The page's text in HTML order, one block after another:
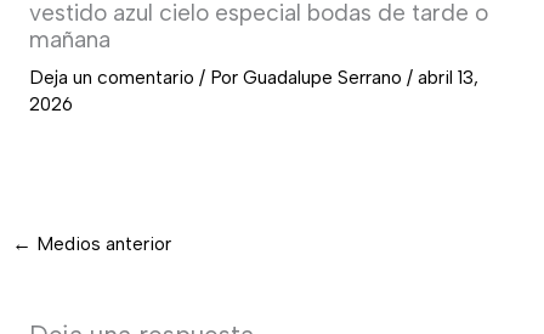
vestido azul cielo especial bodas de tarde o
mañana
Deja un comentario / Por Guadalupe Serrano / abril 13,
2026
← Medios anterior